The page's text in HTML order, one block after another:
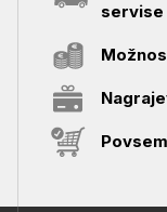
servise